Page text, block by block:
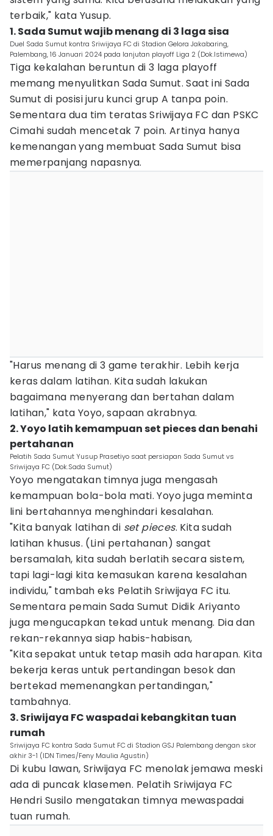
terbaik," kata Yusup.
1. Sada Sumut wajib menang di 3 laga sisa
Duel Sada Sumut kontra Sriwijaya FC di Stadion Gelora Jakabaring,
Palembang, 16 Januari 2024 pada lanjutan playoff Liga 2 (Dok.Istimewa)
Tiga kekalahan beruntun di 3 laga playoff
memang menyulitkan Sada Sumut. Saat ini Sada
Sumut di posisi juru kunci grup A tanpa poin.
Sementara dua tim teratas Sriwijaya FC dan PSKC
Cimahi sudah mencetak 7 poin. Artinya hanya
kemenangan yang membuat Sada Sumut bisa
memerpanjang napasnya.
"Harus menang di 3 game terakhir. Lebih kerja
keras dalam latihan. Kita sudah lakukan
bagaimana menyerang dan bertahan dalam
latihan," kata Yoyo, sapaan akrabnya.
2. Yoyo latih kemampuan set pieces dan benahi
pertahanan
Pelatih Sada Sumut Yusup Prasetiyo saat persiapan Sada Sumut vs
Sriwijaya FC (Dok.Sada Sumut)
Yoyo mengatakan timnya juga mengasah
kemampuan bola-bola mati. Yoyo juga meminta
lini bertahannya menghindari kesalahan.
"Kita banyak latihan di set pieces. Kita sudah
latihan khusus. (Lini pertahanan) sangat
bersamalah, kita sudah berlatih secara sistem,
tapi lagi-lagi kita kemasukan karena kesalahan
individu," tambah eks Pelatih Sriwijaya FC itu.
Sementara pemain Sada Sumut Didik Ariyanto
juga mengucapkan tekad untuk menang. Dia dan
rekan-rekannya siap habis-habisan,
"Kita sepakat untuk tetap masih ada harapan. Kita
bekerja keras untuk pertandingan besok dan
bertekad memenangkan pertandingan,"
tambahnya.
3. Sriwijaya FC waspadai kebangkitan tuan
rumah
Sriwijaya FC kontra Sada Sumut FC di Stadion GSJ Palembang dengan skor
akhir 3-1 (IDN Times/Feny Maulia Agustin)
Di kubu lawan, Sriwijaya FC menolak jemawa meski
ada di puncak klasemen. Pelatih Sriwijaya FC
Hendri Susilo mengatakan timnya mewaspadai
tuan rumah.